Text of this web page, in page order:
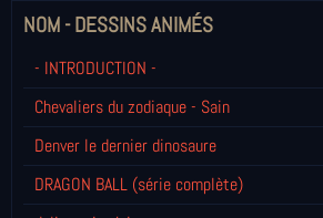
NOM - DESSINS ANIMÉS
- INTRODUCTION -
Chevaliers du zodiaque - Sain
Denver le dernier dinosaure
DRAGON BALL (série complète)